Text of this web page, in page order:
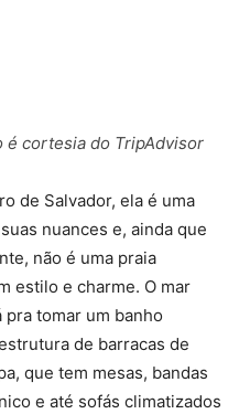
é cortesia do TripAdvisor
de Salvador, ela é uma
nuances e, ainda que
não é uma praia
estilo e charme. O mar
tomar um banho
de barracas de
que tem mesas, bandas
e até sofás climatizados